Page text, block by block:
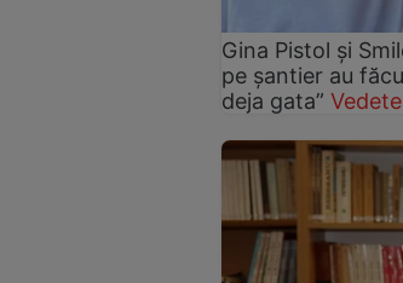
Gina Pistol și
pe șantier au
deja gata”